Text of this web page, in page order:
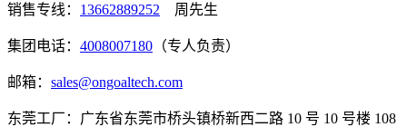
销售专线： 13662889252 周先生
集团电话： 4008007180 （专人负责）
邮箱： sales@ongoaltech.com
东莞工厂：广东省东莞市桥头镇桥新西二路 10 号 10 号楼 108